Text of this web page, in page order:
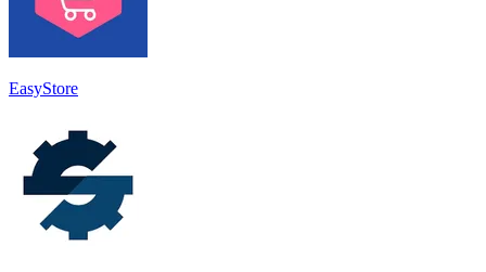
EasyStore